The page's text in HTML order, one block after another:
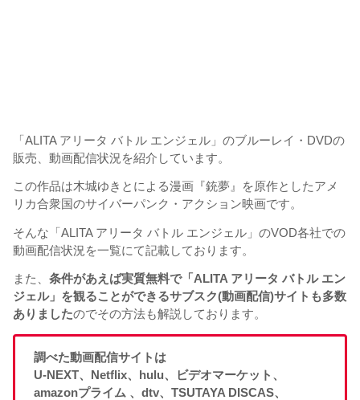
「ALITA アリータ バトル エンジェル」のブルーレイ・DVDの
販売、動画配信状況を紹介しています。
この作品は木城ゆきとによる漫画『銃夢』を原作としたアメ
リカ合衆国のサイバーパンク・アクション映画です。
そんな「ALITA アリータ バトル エンジェル」のVOD各社での
動画配信状況を一覧にて記載しております。
また、 条件があえば実質無料で「ALITA アリータ バトル エン
ジェル」を観ることができるサブスク(動画配信)サイトも多数
ありましたのでその方法も解説しております。
調べた動画配信サイトは
U-NEXT、Netflix、hulu、ビデオマーケット、
amazonプライム 、dtv、TSUTAYA DISCAS、